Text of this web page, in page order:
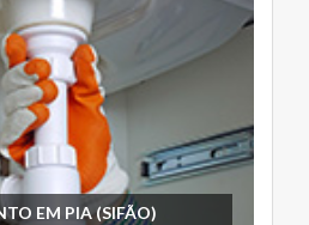
EM PIA (SIFÃO)